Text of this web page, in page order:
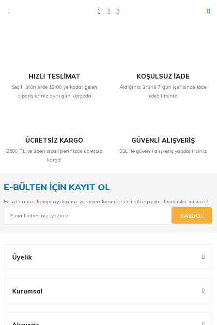
1 2 3
HIZLI TESLİMAT
Seçili ürünlerde 12:00 ye kadar gelen
siparişleriniz aynı gün kargoda
KOŞULSUZ İADE
Aldığınız ürünü 7 gün içerisinde iade
edebilirsiniz
ÜCRETSİZ KARGO
2500 TL ve üzeri siparişlerinizde ücretsiz
kargo!
GÜVENLİ ALIŞVERİŞ
SSL ile güvenli alışveriş yapabilirsiniz
E-BÜLTEN İÇİN KAYIT OL
Fırsatlarımız, kampanyalarımız ve duyurularımızla ile ilgili e-posta almak ister misiniz?
KAYDOL
Üyelik
Kurumsal